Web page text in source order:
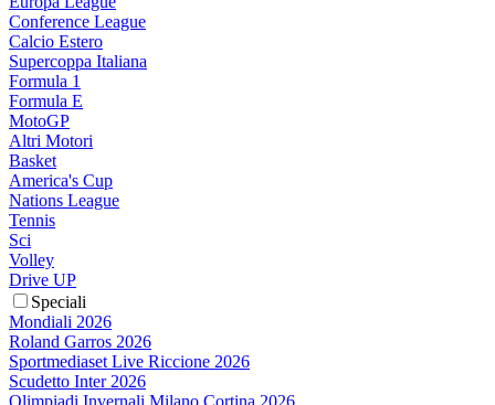
Conference League
Calcio Estero
Supercoppa Italiana
Formula 1
Formula E
MotoGP
Altri Motori
Basket
America's Cup
Nations League
Tennis
Sci
Volley
Drive UP
Speciali
Mondiali 2026
Roland Garros 2026
Sportmediaset Live Riccione 2026
Scudetto Inter 2026
Olimpiadi Invernali Milano Cortina 2026